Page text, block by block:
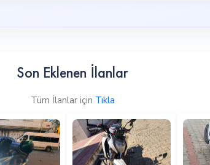
Son Eklenen İlanlar
Tüm İlanlar için Tıkla